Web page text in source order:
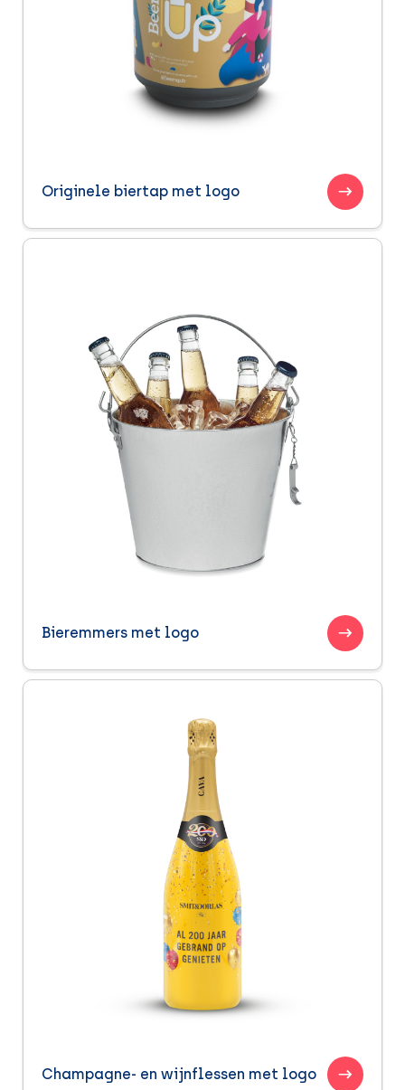
Originele biertap met logo
Bieremmers met logo
Champagne- en wijnflessen met logo